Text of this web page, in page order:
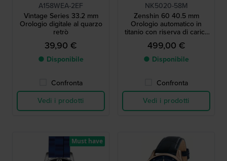
A158WEA-2EF
Vintage Series 33.2 mm
Orologio digitale al quarzo
retrò
39,90 €
● Disponibile
Confronta
Vedi i prodotti
NK5020-58M
Zenshin 60 40.5 mm
Orologio automatico in
titanio con riserva di carica
di 60 ore
499,00 €
● Disponibile
Confronta
Vedi i prodotti
Must have